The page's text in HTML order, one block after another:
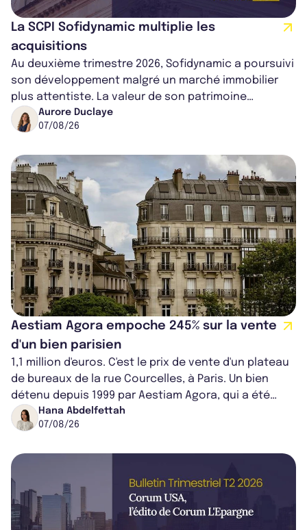
La SCPI Sofidynamic multiplie les
acquisitions
Au deuxième trimestre 2026, Sofidynamic a poursuivi
son développement malgré un marché immobilier
plus attentiste. La valeur de son patrimoine
progresse de 3,8% à périmètre constan...
Aurore Duclaye
07/08/26
Aestiam Agora empoche 245% sur la vente
d'un bien parisien
1,1 million d'euros. C'est le prix de vente d'un plateau
de bureaux de la rue Courcelles, à Paris. Un bien
détenu depuis 1999 par Aestiam Agora, qui a été
cédé avec une plus-value...
Hana Abdelfettah
07/08/26